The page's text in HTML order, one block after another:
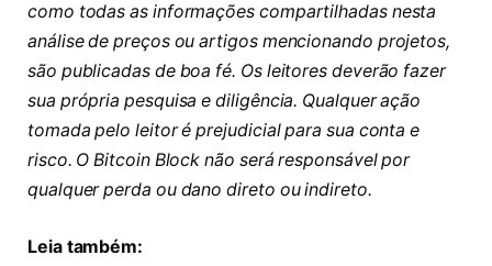
como todas as informações compartilhadas nesta
análise de preços ou artigos mencionando projetos,
são publicadas de boa fé. Os leitores deverão fazer
sua própria pesquisa e diligência. Qualquer ação
tomada pelo leitor é prejudicial para sua conta e
risco. O Bitcoin Block não será responsável por
qualquer perda ou dano direto ou indireto.
Leia também: